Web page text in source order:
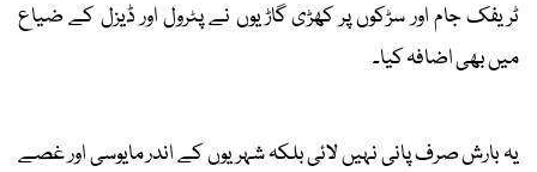
ٹریفک جام اور سڑکوں پر کھڑی گاڑیوں نے پٹرول اور ڈیزل کے ضیاع
میں بھی اضافہ کیا۔
یہ بارش صرف پانی نہیں لائی بلکہ شہریوں کے اندر مایوسی اور غصے